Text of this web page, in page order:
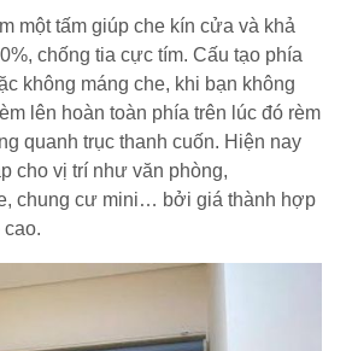
một tấm giúp che kín cửa và khả
chống tia cực tím. Cấu tạo phía
không máng che, khi bạn không
lên hoàn toàn phía trên lúc đó rèm
quanh trục thanh cuốn. Hiện nay
cho vị trí như văn phòng,
chung cư mini… bởi giá thành hợp
cao.